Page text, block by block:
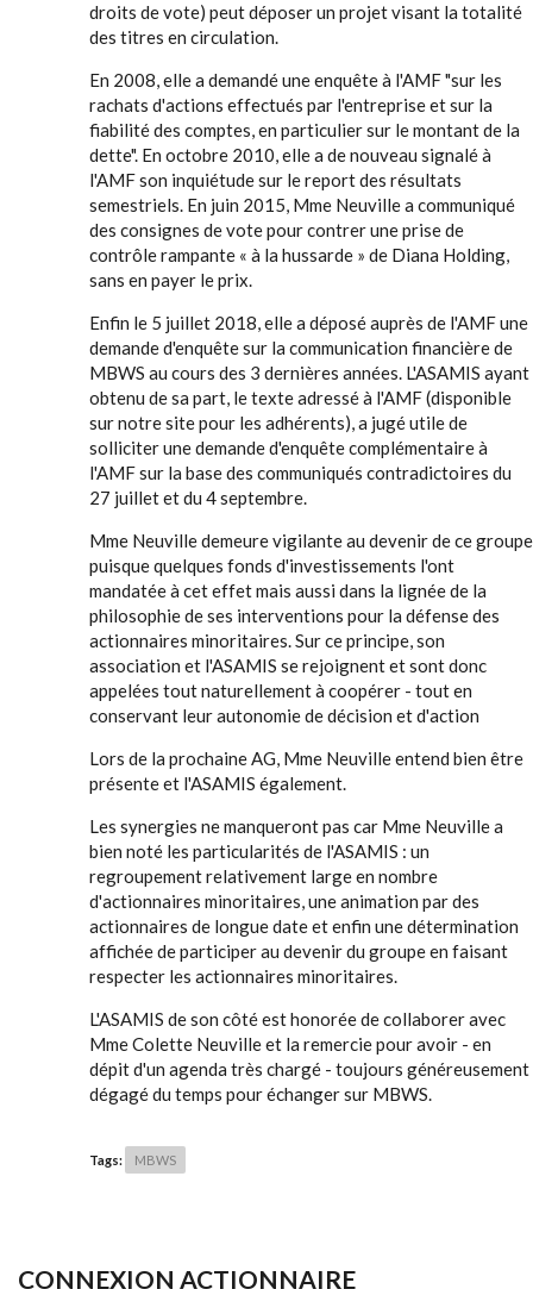
droits de vote) peut déposer un projet visant la totalité
des titres en circulation.
En 2008, elle a demandé une enquête à l'AMF "sur les
rachats d'actions effectués par l'entreprise et sur la
fiabilité des comptes, en particulier sur le montant de la
dette". En octobre 2010, elle a de nouveau signalé à
l'AMF son inquiétude sur le report des résultats
semestriels. En juin 2015, Mme Neuville a communiqué
des consignes de vote pour contrer une prise de
contrôle rampante « à la hussarde » de Diana Holding,
sans en payer le prix.
Enfin le 5 juillet 2018, elle a déposé auprès de l'AMF une
demande d'enquête sur la communication financière de
MBWS au cours des 3 dernières années. L'ASAMIS ayant
obtenu de sa part, le texte adressé à l'AMF (disponible
sur notre site pour les adhérents), a jugé utile de
solliciter une demande d'enquête complémentaire à
l'AMF sur la base des communiqués contradictoires du
27 juillet et du 4 septembre.
Mme Neuville demeure vigilante au devenir de ce groupe
puisque quelques fonds d'investissements l'ont
mandatée à cet effet mais aussi dans la lignée de la
philosophie de ses interventions pour la défense des
actionnaires minoritaires. Sur ce principe, son
association et l'ASAMIS se rejoignent et sont donc
appelées tout naturellement à coopérer - tout en
conservant leur autonomie de décision et d'action
Lors de la prochaine AG, Mme Neuville entend bien être
présente et l'ASAMIS également.
Les synergies ne manqueront pas car Mme Neuville a
bien noté les particularités de l'ASAMIS : un
regroupement relativement large en nombre
d'actionnaires minoritaires, une animation par des
actionnaires de longue date et enfin une détermination
affichée de participer au devenir du groupe en faisant
respecter les actionnaires minoritaires.
L'ASAMIS de son côté est honorée de collaborer avec
Mme Colette Neuville et la remercie pour avoir - en
dépit d'un agenda très chargé - toujours généreusement
dégagé du temps pour échanger sur MBWS.
Tags: MBWS
CONNEXION ACTIONNAIRE